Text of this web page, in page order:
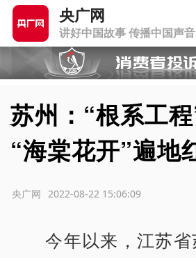
央广网
讲好中国故事 传播中国声音
苏州：“根系工
“海棠花开”遍地
2022-08-22 15:06:09
央广网
今年以来，江苏